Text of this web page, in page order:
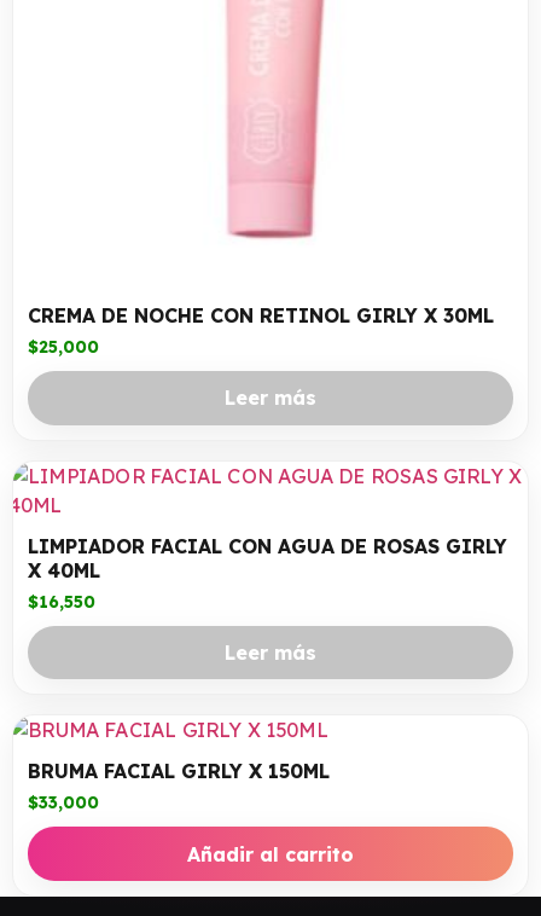
CREMA DE NOCHE CON RETINOL GIRLY X 30ML
$25,000
Leer más
LIMPIADOR FACIAL CON AGUA DE ROSAS GIRLY
X 40ML
$16,550
Leer más
BRUMA FACIAL GIRLY X 150ML
$33,000
Añadir al carrito